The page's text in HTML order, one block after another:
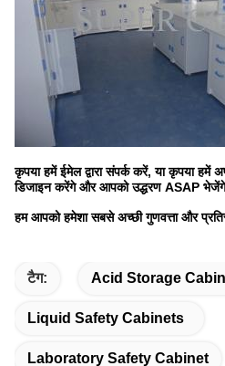
कृपया हमें ईमेल द्वारा संपर्क करें, या कृपया
डिजाइन करेंगे और आपको उद्धरण ASAP
हम आपको हमेशा सबसे अच्छी गुणवत्ता और
टैग: Acid Storage
Liquid Safety Cabinets
Laboratory Safety Cabinet